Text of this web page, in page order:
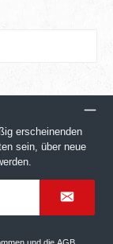
erscheinenden
sein, über neue